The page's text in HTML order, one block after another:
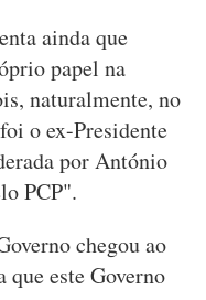
ainda que
papel na
naturalmente, no
o ex-Presidente
por António
PCP".
chegou ao
este Governo